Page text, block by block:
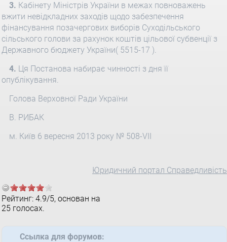
3. Кабінету Міністрів України в межах повноважень
вжити невідкладних заходів щодо забезпечення
фінансування позачергових виборів Суходільського
сільського голови за рахунок коштів цільової субвенції з
Державного бюджету України( 5515-17 ).
4. Ця Постанова набирає чинності з дня її
опублікування.
Голова Верховної Ради України
В. РИБАК
м. Київ 6 вересня 2013 року № 508-VII
Юридичний портал Справедливість
Рейтинг: 4.9/5, основан на
25 голосах.
Ссылка для форумов: